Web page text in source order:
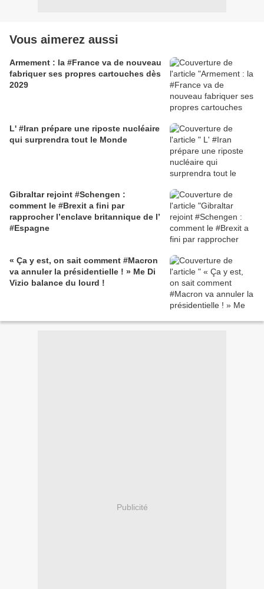
Vous aimerez aussi
Armement : la #France va de nouveau
fabriquer ses propres cartouches dès
2029
L' #Iran prépare une riposte nucléaire
qui surprendra tout le Monde
Gibraltar rejoint #Schengen :
comment le #Brexit a fini par
rapprocher l’enclave britannique de l’
#Espagne
« Ça y est, on sait comment #Macron
va annuler la présidentielle ! » Me Di
Vizio balance du lourd !
Publicité